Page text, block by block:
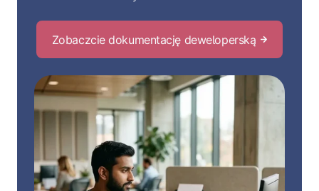
Zobaczcie dokumentację deweloperską